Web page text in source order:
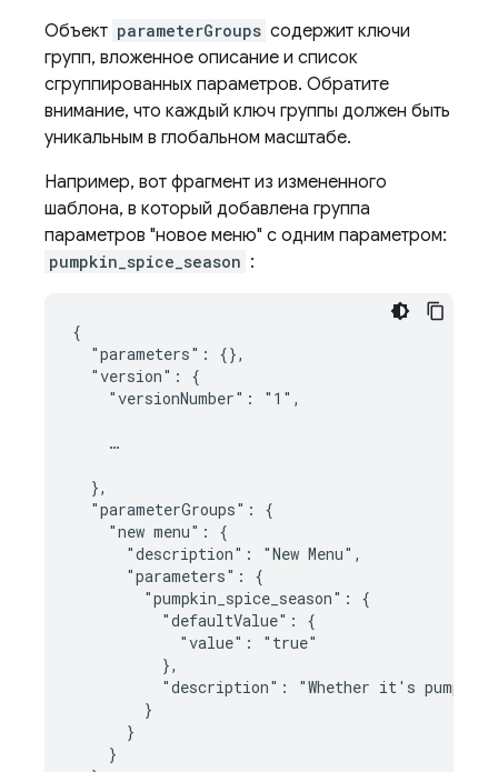
Объект parameterGroups содержит ключи
групп, вложенное описание и список
сгруппированных параметров. Обратите
внимание, что каждый ключ группы должен быть
уникальным в глобальном масштабе.
Например, вот фрагмент из измененного
шаблона, в который добавлена ​​группа
параметров "новое меню" с одним параметром:
pumpkin_spice_season :
{
  "parameters": {},
  "version": {
    "versionNumber": "1",
    …
  },
  "parameterGroups": {
    "new menu": {
      "description": "New Menu",
      "parameters": {
        "pumpkin_spice_season": {
          "defaultValue": {
            "value": "true"
          },
"description": "Whether it's pumpkin
        }
      }
    }